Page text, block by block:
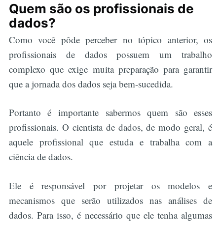
Quem são os profissionais de
dados?
Como você pôde perceber no tópico anterior, os
profissionais de dados possuem um trabalho
complexo que exige muita preparação para garantir
que a jornada dos dados seja bem-sucedida.
Portanto é importante sabermos quem são esses
profissionais. O cientista de dados, de modo geral, é
aquele profissional que estuda e trabalha com a
ciência de dados.
Ele é responsável por projetar os modelos e
mecanismos que serão utilizados nas análises de
dados. Para isso, é necessário que ele tenha algumas